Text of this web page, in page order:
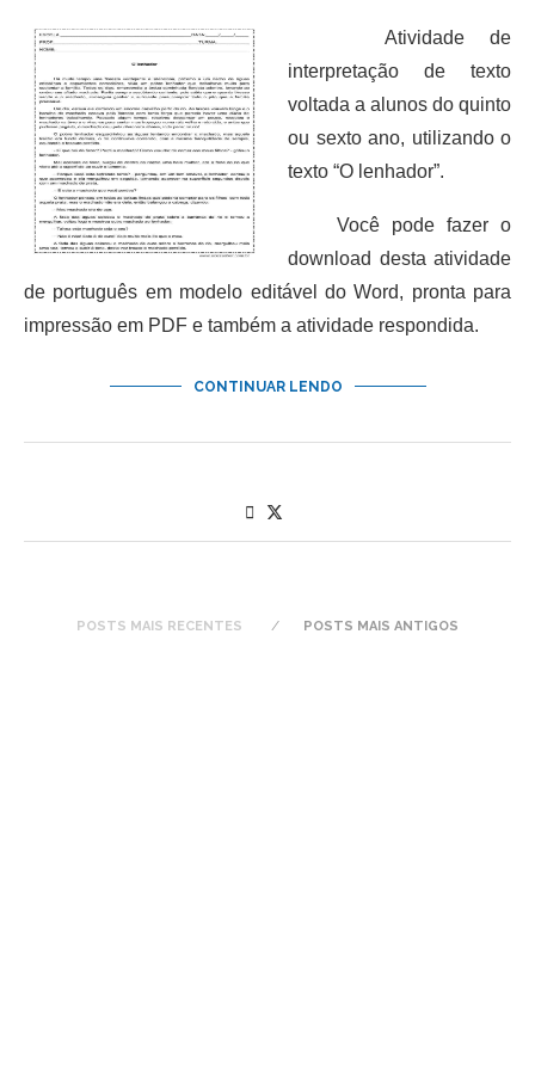
Atividade de
interpretação de texto
voltada a alunos do quinto
ou sexto ano, utilizando o
texto “O lenhador”.
Você pode fazer o
download desta atividade
de português em modelo editável do Word, pronta para
impressão em PDF e também a atividade respondida.
CONTINUAR LENDO
POSTS MAIS RECENTES POSTS MAIS ANTIGOS